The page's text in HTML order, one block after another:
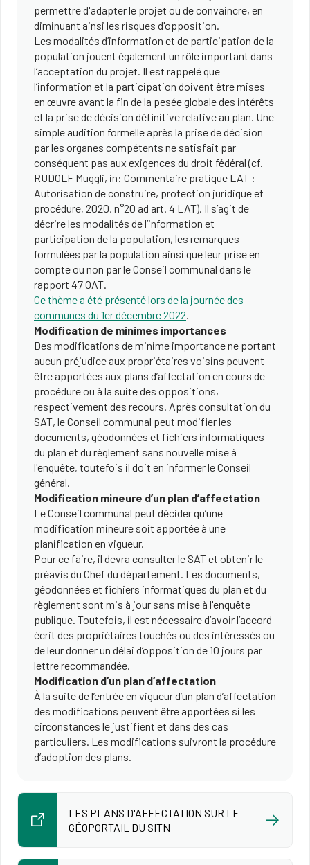
permettre d'adapter le projet ou de convaincre, en
diminuant ainsi les risques d'opposition.
Les modalités d’information et de participation de la
population jouent également un rôle important dans
l’acceptation du projet. Il est rappelé que
l’information et la participation doivent être mises
en œuvre avant la fin de la pesée globale des intérêts
et la prise de décision définitive relative au plan. Une
simple audition formelle après la prise de décision
par les organes compétents ne satisfait par
conséquent pas aux exigences du droit fédéral (cf.
RUDOLF Muggli, in: Commentaire pratique LAT :
Autorisation de construire, protection juridique et
procédure, 2020, n°20 ad art. 4 LAT). Il s’agit de
décrire les modalités de l’information et
participation de la population, les remarques
formulées par la population ainsi que leur prise en
compte ou non par le Conseil communal dans le
rapport 47 OAT.
Ce thème a été présenté lors de la journée des
communes du 1er décembre 2022.
Modification de minimes importances
Des modifications de minime importance ne portant
aucun préjudice aux propriétaires voisins peuvent
être apportées aux plans d’affectation en cours de
procédure ou à la suite des oppositions,
respectivement des recours. Après consultation du
SAT, le Conseil communal peut modifier les
documents, géodonnées et fichiers informatiques
du plan et du règlement sans nouvelle mise à
l'enquête, toutefois il doit en informer le Conseil
général.
Modification mineure d’un plan d’affectation
Le Conseil communal peut décider qu’une
modification mineure soit apportée à une
planification en vigueur.
Pour ce faire, il devra consulter le SAT et obtenir le
préavis du Chef du département. Les documents,
géodonnées et fichiers informatiques du plan et du
règlement sont mis à jour sans mise à l'enquête
publique. Toutefois, il est nécessaire d’avoir l’accord
écrit des propriétaires touchés ou des intéressés ou
de leur donner un délai d’opposition de 10 jours par
lettre recommandée.
Modification d’un plan d’affectation
À la suite de l’entrée en vigueur d’un plan d’affectation
des modifications peuvent être apportées si les
circonstances le justifient et dans des cas
particuliers. Les modifications suivront la procédure
d’adoption des plans.
LES PLANS D'AFFECTATION SUR LE
GÉOPORTAIL DU SITN